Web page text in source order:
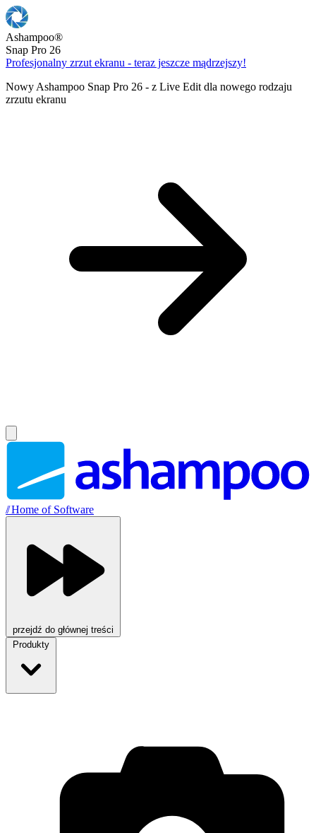
Ashampoo®
Snap Pro 26
Profesjonalny zrzut ekranu - teraz jeszcze mądrzejszy!
Nowy Ashampoo Snap Pro 26 - z Live Edit dla nowego rodzaju
zrzutu ekranu
//Home of Software
przejdź do głównej treści
Produkty